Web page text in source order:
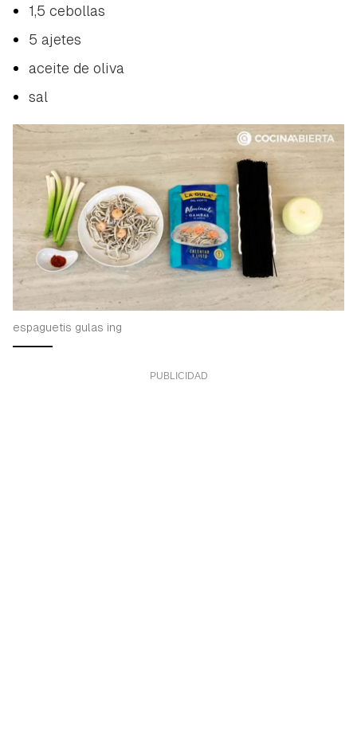
1,5 cebollas
5 ajetes
aceite de oliva
sal
espaguetis gulas ing